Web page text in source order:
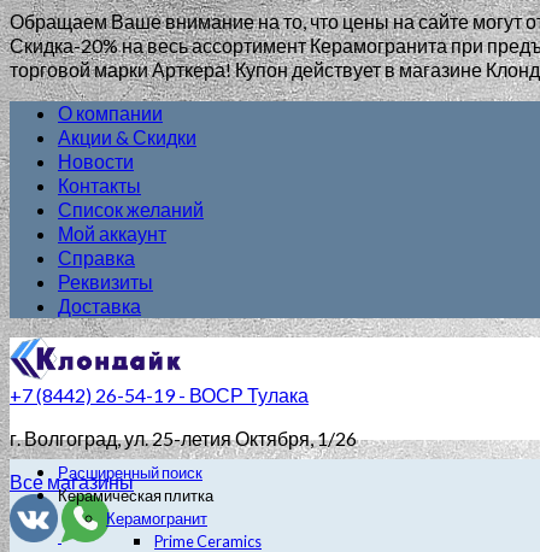
Обращаем Ваше внимание на то, что цены на сайте могут
Скидка-20% на весь ассортимент Керамогранита при
торговой марки Арткера! Купон действует в магазине
О компании
Акции & Скидки
Новости
Контакты
Список желаний
Мой аккаунт
Справка
Реквизиты
Доставка
+7 (8442) 26-54-19 - ВОСР Тулака
г. Волгоград, ул. 25-летия Октября, 1/26
Все магазины
Расширенный поиск
Керамическая плитка
Керамогранит
Prime Ceramics